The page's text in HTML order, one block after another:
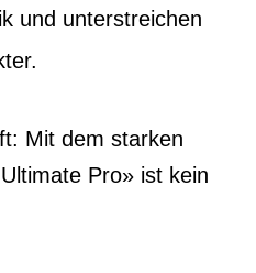
und unterstreichen
Mit dem starken
Pro» ist kein